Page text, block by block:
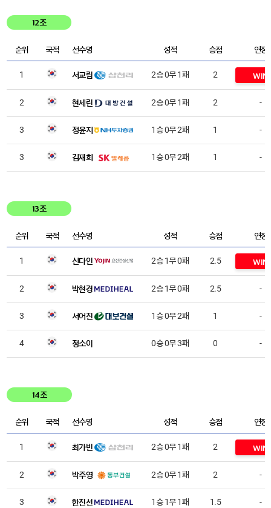
12조
순위 국적 선수명 성적 승점 연장
1 서교림 2승 0무 1패 2 WIN
2 현세린 2승 0무 1패 2 -
3 정윤지 1승 0무 2패 1 -
3 김재희 1승 0무 2패 1 -
13조
순위 국적 선수명 성적 승점 연장
1 신다인 2승 1무 0패 2.5 WIN
2 박현경 2승 1무 0패 2.5 -
3 서어진 1승 0무 2패 1 -
4 정소이 0승 0무 3패 0 -
14조
순위 국적 선수명 성적 승점 연장
1 최가빈 2승 0무 1패 2 WIN
2 박주영 2승 0무 1패 2 -
3 한진선 1승 1무 1패 1.5 -